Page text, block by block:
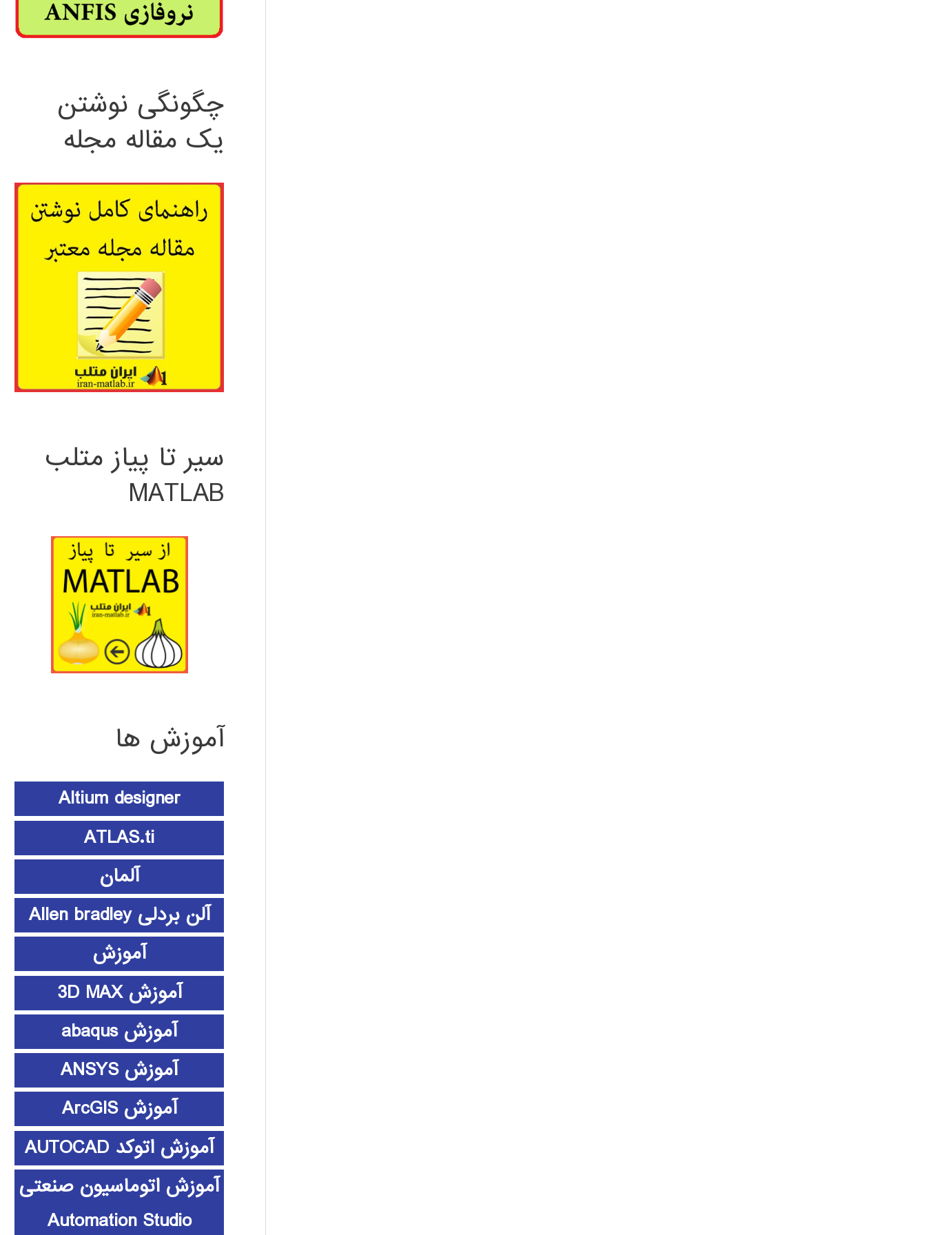
چگونگی نوشتن
یک مقاله مجله
سیر تا پیاز متلب
MATLAB
آموزش ها
Altium designer
ATLAS.ti
آلمان
آلن بردلی Allen bradley
آموزش
آموزش 3D MAX
آموزش abaqus
آموزش ANSYS
آموزش ArcGIS
آموزش اتوکد AUTOCAD
آموزش اتوماسیون صنعتی
Automation Studio